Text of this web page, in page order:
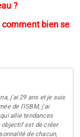
?
comment bien se
j'ai 29 ans et je suis
de l'ISBM, j'ai
allie tendances
est de créer
de chacun,